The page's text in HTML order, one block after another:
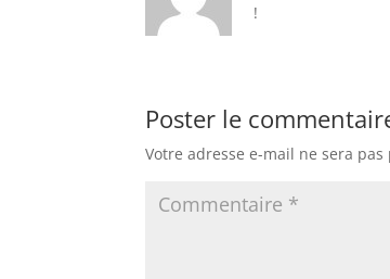
!
Poster le
Votre adresse e-mail ne sera pas